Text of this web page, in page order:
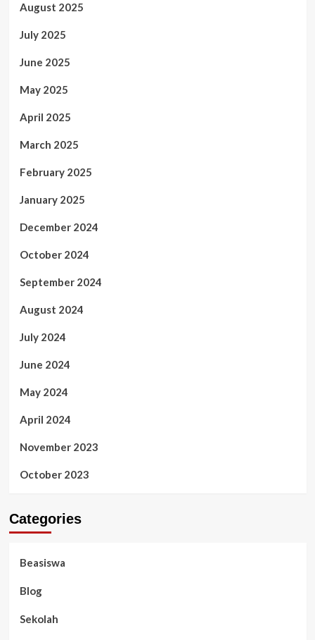
August 2025
July 2025
June 2025
May 2025
April 2025
March 2025
February 2025
January 2025
December 2024
October 2024
September 2024
August 2024
July 2024
June 2024
May 2024
April 2024
November 2023
October 2023
Categories
Beasiswa
Blog
Sekolah